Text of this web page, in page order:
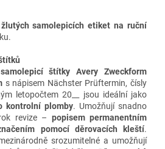
samolepicích etiket na ruční
štítky Avery Zweckform
s nápisem Nächster Prüftermin, čísly
letopočtem 20__ jsou ideální jako
kontrolní plomby. Umožňují snadno
revize – popisem permanentním
pomocí děrovacích kleští.
srozumitelné a umožňují